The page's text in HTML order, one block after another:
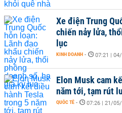
Xe điện Trung
chiến nảy lửa,
lục
KINH DOANH - 07:21 |
Elon Musk cam
năm tới, tạm rút
QUỐC TẾ - 07:26 | 21/